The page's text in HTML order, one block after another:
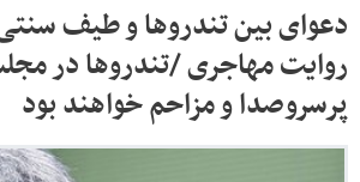
دعوای بین تندروها و طیف
روایت مهاجری /تندروها در
پرسروصدا و مزاحم خواهند بود